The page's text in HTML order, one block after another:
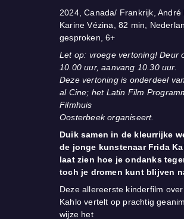
2024, Canada/ Frankrijk, André
Karine Vézina, 82 min,
gesproken, 6+
Let op: vroege vertoning! Deur
10.00 uur, aanvang 10.30 uur.
Deze vertoning is onderdeel
al Cine; het Latin Film
Filmhuis
Oosterbeek organiseert.
Duik samen in de kleurrijke
de jonge kunstenaar Frida
laat zien hoe je ondanks
toch je dromen kunt blijven
Deze allereerste kinderfilm
Kahlo vertelt op prachtig
wijze het